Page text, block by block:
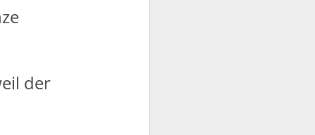
der